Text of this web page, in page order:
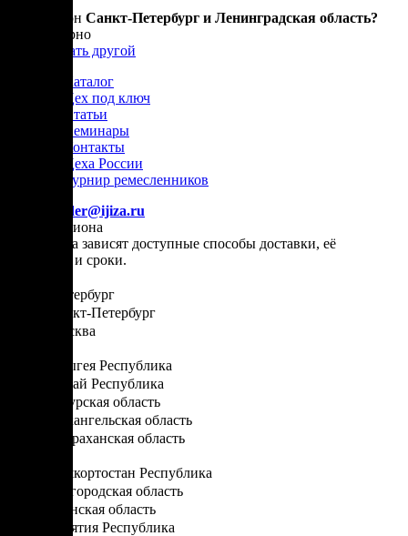
Ваш регион Санкт-Петербург и Ленинградская область?
Да, все верно
Нет, выбрать другой
Каталог
Цех под ключ
Статьи
Семинары
Контакты
Цеха России
Турнир ремесленников
order@ijiza.ru
Выбор региона
От региона зависят доступные способы доставки, её
стоимость и сроки.
Санкт-Петербург
Санкт-Петербург
Москва
Адыгея Республика
Алтай Республика
Амурская область
Архангельская область
Астраханская область
Башкортостан Республика
Белгородская область
Брянская область
Бурятия Республика